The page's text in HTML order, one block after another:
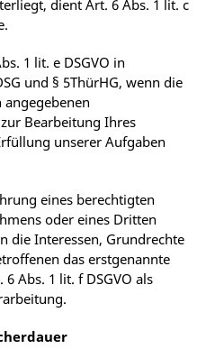
dient Art. 6 Abs. 1 lit. c
1 lit. e DSGVO in
und § 5ThürHG, wenn die
Bearbeitung Ihres
unserer Aufgaben
eines berechtigten
oder eines Dritten
die Interessen, Grundrechte
das erstgenannte
Abs. 1 lit. f DSGVO als